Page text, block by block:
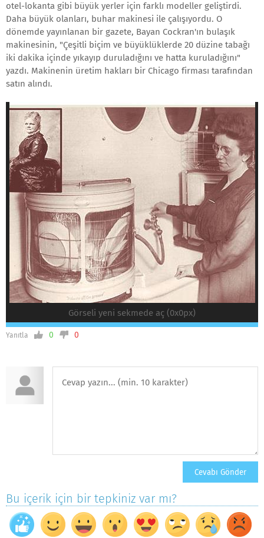
otel-lokanta gibi büyük yerler için farklı modeller geliştirdi.
Daha büyük olanları, buhar makinesi ile çalışıyordu. O
dönemde yayınlanan bir gazete, Bayan Cockran'ın bulaşık
makinesinin, "Çeşitli biçim ve büyüklüklerde 20 düzine tabağı
iki dakika içinde yıkayıp duruladığını ve hatta kuruladığını"
yazdı. Makinenin üretim hakları bir Chicago firması tarafından
satın alındı.
Görseli yeni sekmede aç (0x0px)
Yanıtla 0 0
Bu içerik için bir tepkiniz var mı?